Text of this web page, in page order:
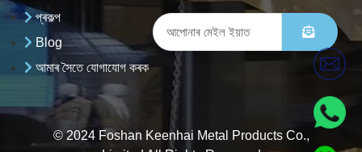
প্ৰকল্প
Blog
আমাৰ সৈতে যোগাযোগ কৰক
© 2024 Foshan Keenhai Metal Products Co.,